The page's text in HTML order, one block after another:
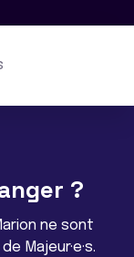
?
ne sont
Majeur·e·s.